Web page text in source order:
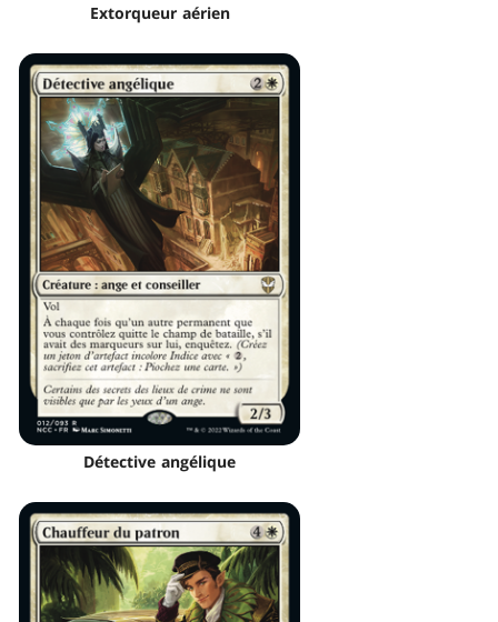
Extorqueur aérien
Détective angélique